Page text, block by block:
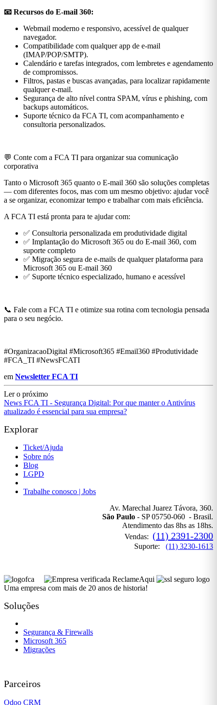
📧 Recursos do E-mail 360:
Webmail moderno e responsivo, acessível de qualquer
navegador.
Compatibilidade com qualquer app de e-mail
(IMAP/POP/SMTP).
Calendário e tarefas integrados, com lembretes e agendamento
de compromissos.
Filtros, pastas e buscas avançadas, para localizar rapidamente
qualquer e-mail.
Segurança de alto nível contra SPAM, vírus e phishing, com
backups automáticos.
Suporte técnico da FCA TI, com acompanhamento e
consultoria personalizados.
💬 Conte com a FCA TI para organizar sua comunicação
corporativa
Tanto o Microsoft 365 quanto o E-mail 360 são soluções completas
— com diferentes focos, mas com um mesmo objetivo: ajudar você
a se organizar, economizar tempo e trabalhar com mais eficiência.
A FCA TI está pronta para te ajudar com:
✅ Consultoria personalizada em produtividade digital
✅ Implantação do Microsoft 365 ou do E-mail 360, com
suporte completo
✅ Migração segura de e-mails de qualquer plataforma para
Microsoft 365 ou E-mail 360
✅ Suporte técnico especializado, humano e acessível
📞 Fale com a FCA TI e otimize sua rotina com tecnologia pensada
para o seu negócio.
#OrganizacaoDigital #Microsoft365 #Email360 #Produtividade
#FCA_TI #NewsFCATI
em Newsletter FCA TI
Ler o próximo
News FCA TI - Segurança Digital: Por que manter o Antivírus
atualizado é essencial para sua empresa?
Explorar
Ticket/Ajuda
Sobre nós
Blog
LGPD
Trabalhe conosco | Jobs
Av. Marechal Juarez Távora, 360.
São Paulo - SP 05750-060 - Brasil.
Atendimento das 8hs as 18hs.
Vendas: (11) 2391-2300
Suporte: (11) 3230-1613
Uma empresa com mais de 20 anos de historia!
Soluções
Segurança & Firewalls
Microsoft 365
Migrações
Parceiros
Odoo CRM